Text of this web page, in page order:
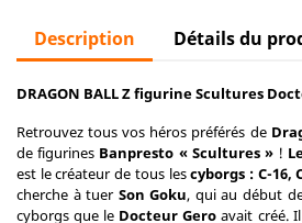
Description Détails du
DRAGON BALL Z figurine Scultures
Retrouvez tous vos héros préférés de
de figurines Banpresto « Scultures »!
est le créateur de tous lescyborgs : C-16,
cherche à tuer Son Goku, qui au début
cyborgs que le Docteur Gero avait créé.